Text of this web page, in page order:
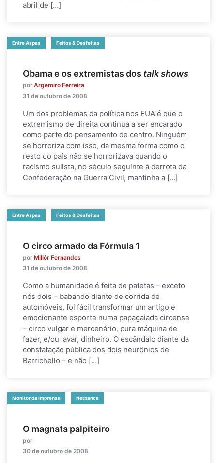
abril de […]
Entre Aspas Feitos & Desfeitas
Obama e os extremistas dos talk shows
por Argemiro Ferreira
31 de outubro de 2008
Um dos problemas da política nos EUA é que o
extremismo de direita continua a ser encarado
como parte do pensamento de centro. Ninguém
se horroriza com isso, da mesma forma como o
resto do país não se horrorizava quando o
racismo sulista, no século seguinte à derrota da
Confederação na Guerra Civil, mantinha a […]
Entre Aspas Feitos & Desfeitas
O circo armado da Fórmula 1
por Millôr Fernandes
31 de outubro de 2008
Como a humanidade é feita de patetas – exceto
nós dois – babando diante de corrida de
automóveis, foi fácil transformar um antigo e
emocionante esporte numa papagaiada circense
– circo vulgar e mercenário, pura máquina de
fazer, e/ou lavar, dinheiro. O escândalo diante da
constatação pública dos dois neurônios de
Barrichello – e não […]
Monitor da Imprensa Netbanca
O magnata palpiteiro
por
30 de outubro de 2008